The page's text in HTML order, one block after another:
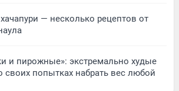
— несколько рецептов от
и пирожные»: экстремально худые
попытках набрать вес любой